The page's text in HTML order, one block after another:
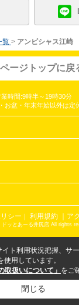
覧 > アンビシャス江崎
ページトップに戻
業時間:9時半～19時30分
お盆・年末年始以外は定
シー 利用規約 ｜ア
ッとあーる井尻店 All rights
ト利用状況把握、サ
用しています。
取扱いについて」 をご
閉じる